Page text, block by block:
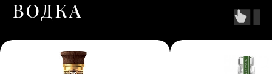
ВОДКА